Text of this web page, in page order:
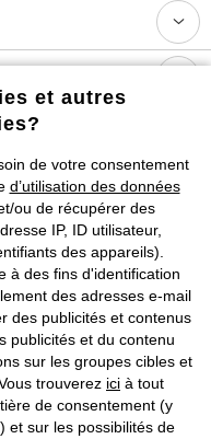
sur
frais de port & de service
des cookies
le contrat
réservés.
et autres
de votre consentement
d’utilisation des données
ou de récupérer des
IP, ID utilisateur,
des appareils).
à des fins d'identification
des adresses e-mail
des publicités et contenus
publicités et du contenu
sur les groupes cibles et
trouverez ici à tout
de consentement (y
et sur les possibilités de